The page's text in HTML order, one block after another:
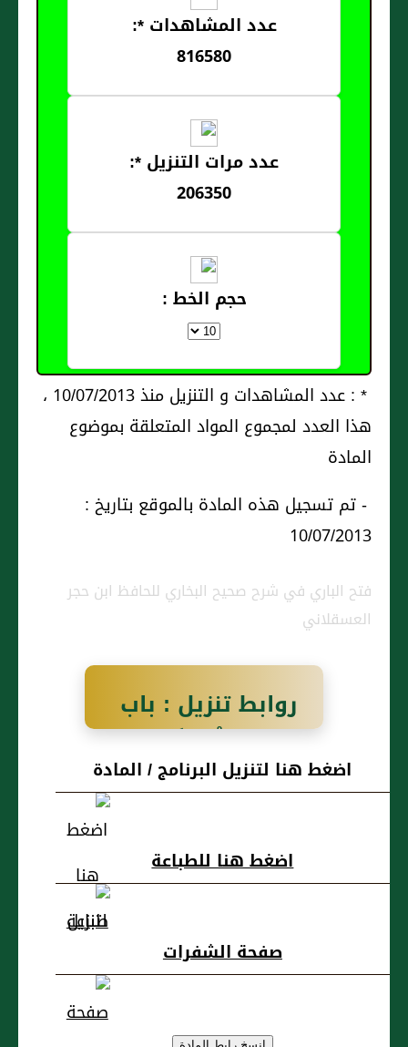
عدد المشاهدات *:
816580
عدد مرات التنزيل *:
206350
حجم الخط :
* : عدد المشاهدات و التنزيل منذ 10/07/2013 ،
هذا العدد لمجموع المواد المتعلقة بموضوع
المادة
- تم تسجيل هذه المادة بالموقع بتاريخ :
10/07/2013
فتح الباري في شرح صحيح البخاري للحافظ ابن حجر
العسقلاني
روابط تنزيل : باب
إِذَا اسْتَأْجَرَ أَجِيرًا
عَلَى أَنْ يُقِيمَ
يَنْقَضَّ جَازَ
اضغط هنا لتنزيل البرنامج / المادة
اضغط هنا للطباعة
صفحة الشفرات